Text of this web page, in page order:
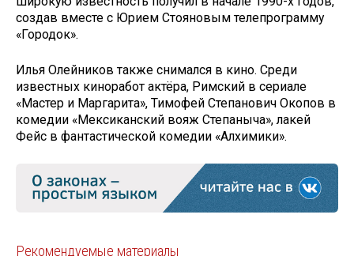
создав вместе с Юрием Стояновым телепрограмму
«Городок».
Илья Олейников также снимался в кино. Среди
известных киноработ актёра, Римский в сериале
«Мастер и Маргарита», Тимофей Степанович Окопов в
комедии «Мексиканский вояж Степаныча», лакей
Фейс в фантастической комедии «Алхимики».
Рекомендуемые материалы